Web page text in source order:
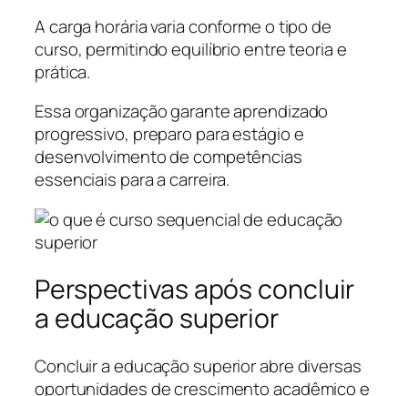
A carga horária varia conforme o tipo de
curso, permitindo equilíbrio entre teoria e
prática.
Essa organização garante aprendizado
progressivo, preparo para estágio e
desenvolvimento de competências
essenciais para a carreira.
Perspectivas após concluir
a educação superior
Concluir a educação superior abre diversas
oportunidades de crescimento acadêmico e